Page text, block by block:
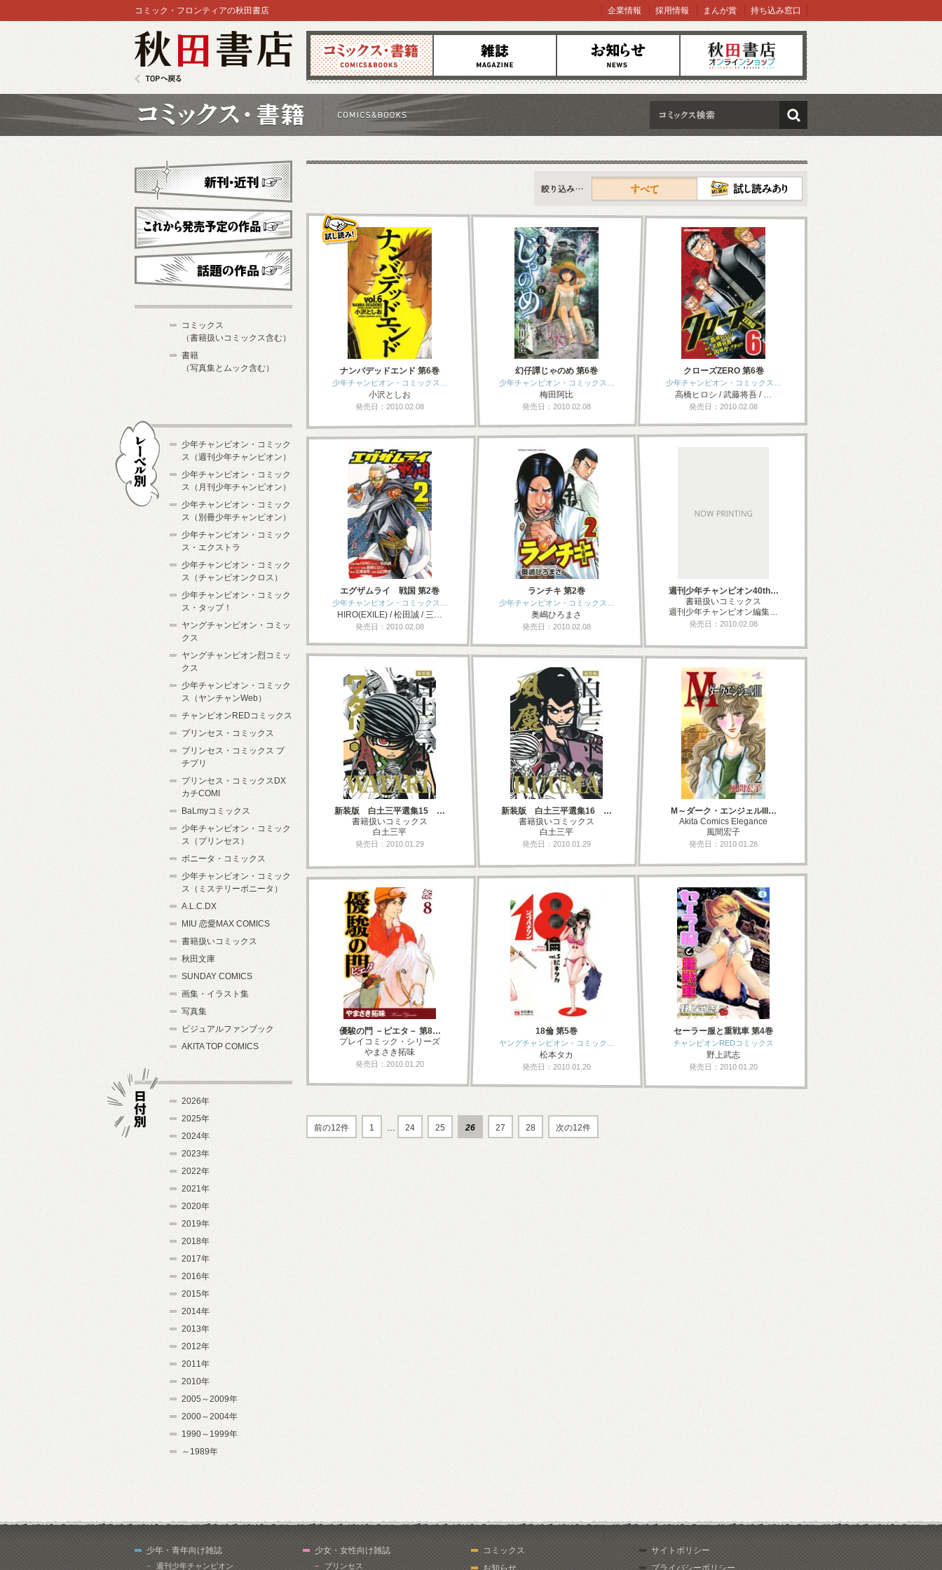
コミックス 雑誌 お知らせ オンラインショップ
コミック・フロンティアの秋田書店 企業情報 採用情報 まんが賞 持ち込み窓口
検索
新刊情報
すべて
ナンバデッドエンド 第6巻
少年チャンピオン・コミックス…
小沢としお
発売日：2010.02.08
幻仔譚じゃのめ 第6巻
少年チャンピオン・コミックス…
梅田阿比
発売日：2010.02.08
クローズZERO 第6巻
少年チャンピオン・コミックス…
高橋ヒロシ / 武藤将吾 / …
発売日：2010.02.08
エグザムライ 戦国 第2巻
少年チャンピオン・コミックス…
HIRO(EXILE) / 松田誠 / 三…
発売日：2010.02.08
ランチキ 第2巻
少年チャンピオン・コミックス…
奥嶋ひろまさ
発売日：2010.02.08
週刊少年チャンピオン40th…
書籍扱いコミックス
週刊少年チャンピオン編集…
発売日：2010.02.08
新装版 白土三平選集15 …
書籍扱いコミックス
白土三平
発売日：2010.01.29
新装版 白土三平選集16 …
書籍扱いコミックス
白土三平
発売日：2010.01.29
M～ダーク・エンジェルIII…
Akita Comics Elegance
風間宏子
発売日：2010.01.28
優駿の門 －ピエタ－ 第8…
プレイコミック・シリーズ
やまさき拓味
発売日：2010.01.20
18倫 第5巻
ヤングチャンピオン・コミック…
松本タカ
発売日：2010.01.20
セーラー服と重戦車 第4巻
チャンピオンREDコミックス
野上武志
発売日：2010.01.20
前の12件 1 … 24 25 26 27 28 次の12件
新刊・近刊
これから発売予定
コミックス
（書籍扱いコミックス含む）
書籍
（写真集とムック含む）
少年チャンピオン・コミック
ス（週刊少年チャンピオン）
少年チャンピオン・コミック
ス（月刊少年チャンピオン）
少年チャンピオン・コミック
ス（別冊少年チャンピオン）
少年チャンピオン・コミック
ス・エクストラ
少年チャンピオン・コミック
ス（チャンピオンクロス）
少年チャンピオン・コミック
ス・タップ！
ヤングチャンピオン・コミッ
クス
ヤングチャンピオン烈コミッ
クス
少年チャンピオン・コミック
ス（ヤンチャンWeb）
チャンピオンREDコミックス
プリンセス・コミックス
プリンセス・コミックス プ
チプリ
プリンセス・コミックスDX
カチCOMI
BaLmyコミックス
少年チャンピオン・コミック
ス（プリンセス）
ボニータ・コミックス
少年チャンピオン・コミック
ス（ミステリーボニータ）
A.L.C.DX
MIU 恋愛MAX COMICS
書籍扱いコミックス
秋田文庫
SUNDAY COMICS
画集・イラスト集
写真集
ビジュアルファンブック
AKITA TOP COMICS
2026年
2025年
2024年
2023年
2022年
2021年
2020年
2019年
2018年
2017年
2016年
2015年
2014年
2013年
2012年
2011年
2010年
2005～2009年
2000～2004年
1990～1999年
～1989年
少年・青年向け雑誌
週刊少年チャンピオン
少女・女性向け雑誌
プリンセス
コミックス
お知らせ
サイトポリシー
プライバシーポリシー